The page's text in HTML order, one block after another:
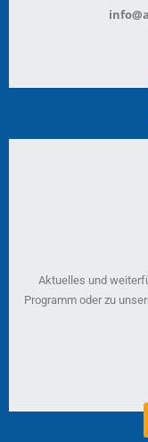
Aktuelles und
Programm oder zu